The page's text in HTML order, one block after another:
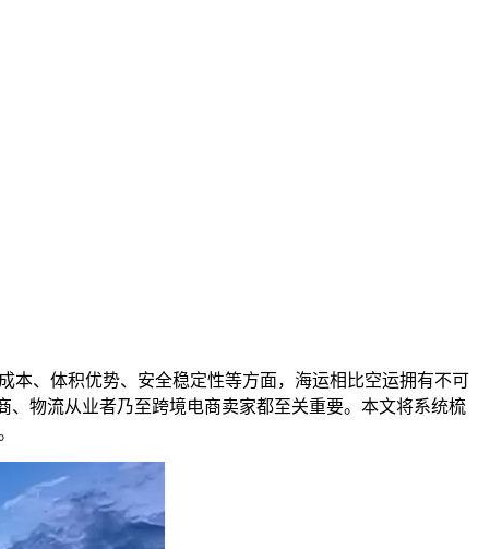
本、体积优势、安全稳定性等方面，海运相比空运拥有不可
物流从业者乃至跨境电商卖家都至关重要。本文将系统梳